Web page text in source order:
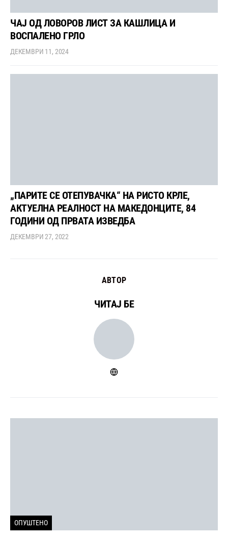
ЧАЈ ОД ЛОВОРОВ ЛИСТ ЗА КАШЛИЦА И
ВОСПАЛЕНО ГРЛО
ДЕКЕМВРИ 11, 2024
„ПАРИТЕ СЕ ОТЕПУВАЧКА“ НА РИСТО КРЛЕ,
АКТУЕЛНА РЕАЛНОСТ НА МАКЕДОНЦИТЕ, 84
ГОДИНИ ОД ПРВАТА ИЗВЕДБА
ДЕКЕМВРИ 27, 2022
АВТОР
ЧИТАЈ БЕ
ОПУШТЕНО